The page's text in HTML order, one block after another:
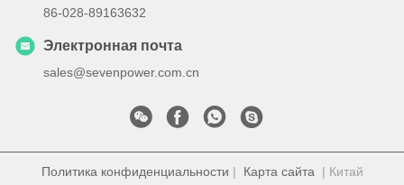
86-028-89163632
Электронная почта
sales@sevenpower.com.cn
Политика конфиденциальности | Карта сайта | Китай